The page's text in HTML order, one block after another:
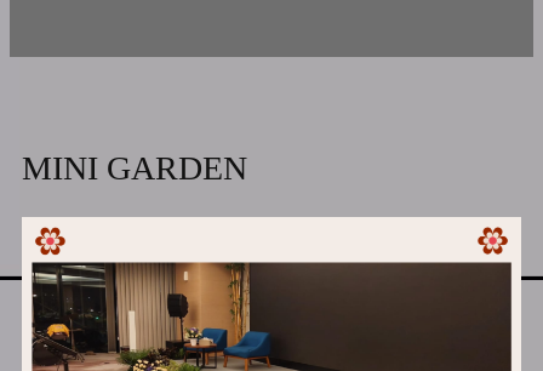
MINI GARDEN